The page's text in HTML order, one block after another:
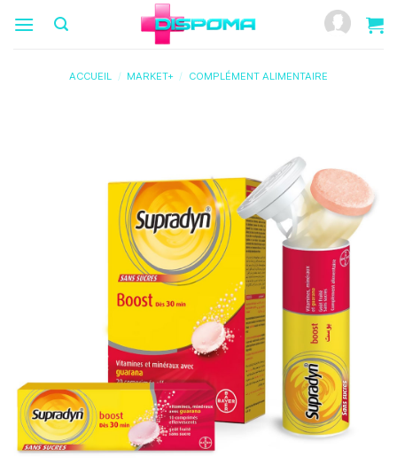
ACCUEIL / MARKET+ / COMPLÉMENT ALIMENTAIRE